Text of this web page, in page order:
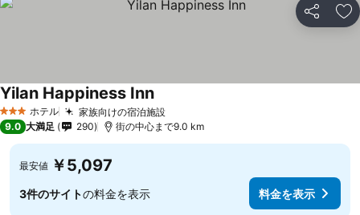
シェア お
3 ホテルのランク
ホテル 家族向けの宿泊施設料金を表示
Yilan Happiness Inn料金を表示
9.0 大満足 290 街の中心まで9.0 km
最安値 ￥5,097
3件のサイトの料金を表示 料金を表示